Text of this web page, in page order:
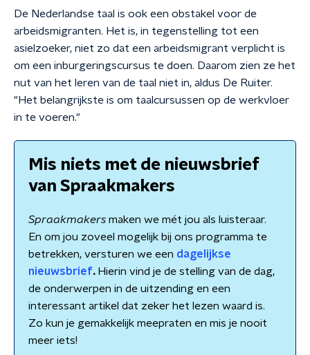
De Nederlandse taal is ook een obstakel voor de
arbeidsmigranten. Het is, in tegenstelling tot een
asielzoeker, niet zo dat een arbeidsmigrant verplicht is
om een inburgeringscursus te doen. Daarom zien ze het
nut van het leren van de taal niet in, aldus De Ruiter.
"Het belangrijkste is om taalcursussen op de werkvloer
in te voeren."
Mis niets met de nieuwsbrief
van Spraakmakers
Spraakmakers maken we mét jou als luisteraar.
En om jou zoveel mogelijk bij ons programma te
betrekken, versturen we een dagelijkse
nieuwsbrief.Hierin vind je de stelling van de dag,
de onderwerpen in de uitzending en een
interessant artikel dat zeker het lezen waard is.
Zo kun je gemakkelijk meepraten en mis je nooit
meer iets!